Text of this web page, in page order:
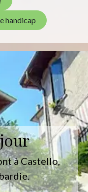
handicap
à Castello,